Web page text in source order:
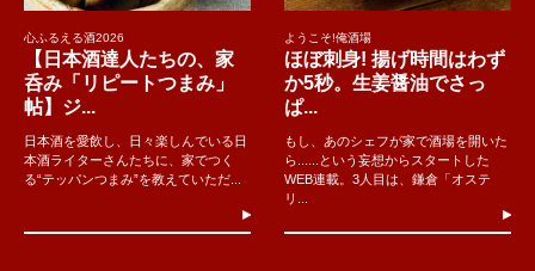
心ふるえる酒2026
【日本酒達人たちの、家
呑み「リピートつまみ」
帖】ジ...
日本酒を愛飲し、日々楽しんでいる日
本酒ライターさんたちに、家でつく
る“テッパンつまみ”を教えていただ...
ようこそ!俺酒場
ほぼ刺身! 揚げ時間はわず
か5秒。生姜醤油でさっ
ぱ...
もし、あのシェフが家で酒場を開いた
ら......という妄想からスタートした
WEB連載。3人目は、鎌倉「オステ
リ...